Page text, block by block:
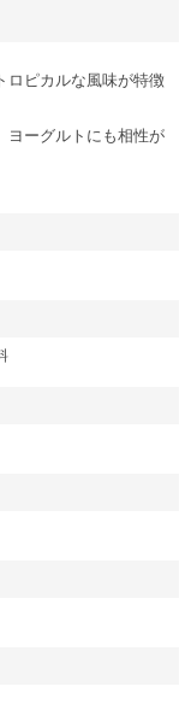
ロピカルな風味が特徴
ヨーグルトにも相性が